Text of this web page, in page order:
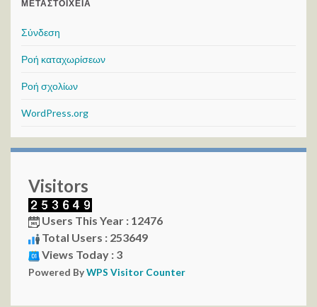
ΜΕΤΑΣΤΟΙΧΕΊΑ
Σύνδεση
Ροή καταχωρίσεων
Ροή σχολίων
WordPress.org
Visitors
Users This Year : 12476
Total Users : 253649
Views Today : 3
Powered ByWPS Visitor Counter